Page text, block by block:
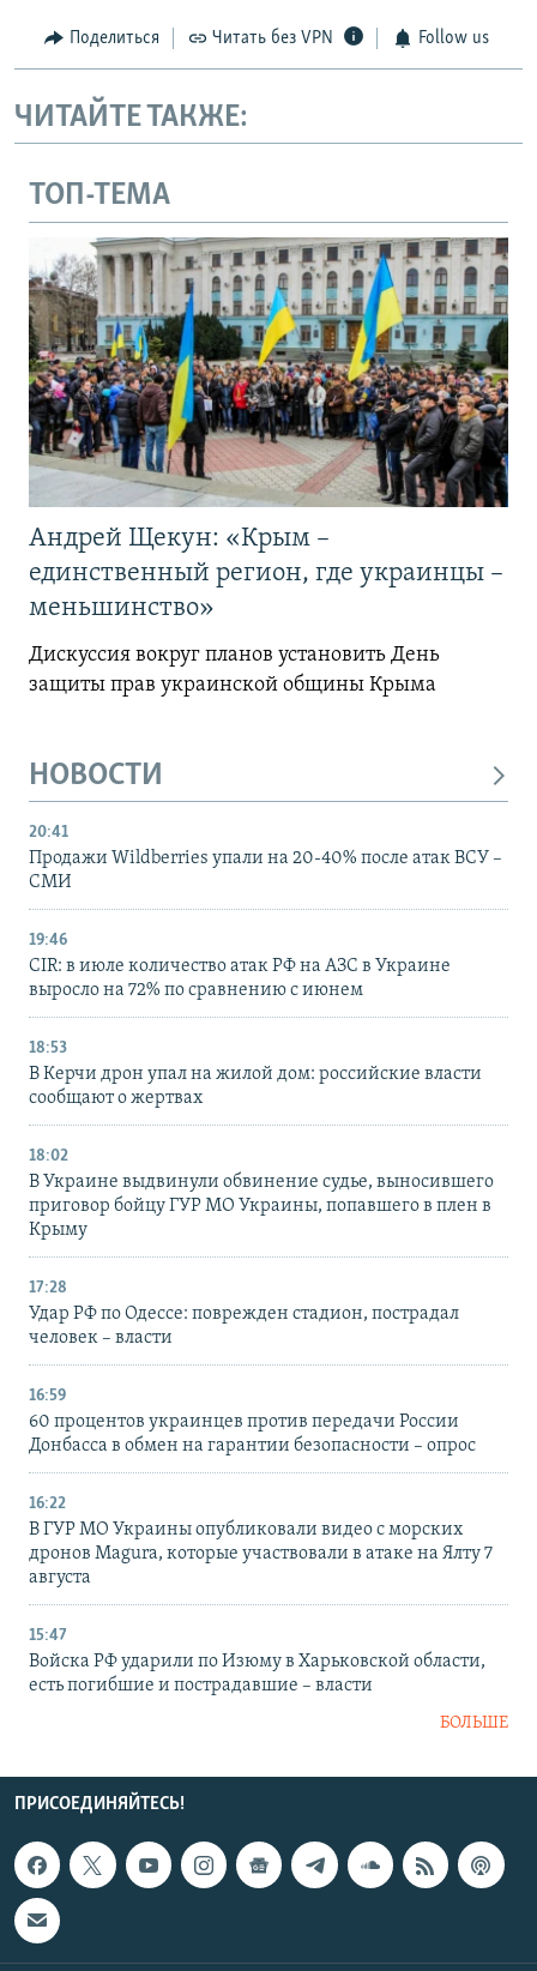
Поделиться Читать без VPN Follow us
ЧИТАЙТЕ ТАКЖЕ:
ТОП-ТЕМА
Андрей Щекун: «Крым –
единственный регион, где украинцы –
меньшинство»
Дискуссия вокруг планов установить День
защиты прав украинской общины Крыма
НОВОСТИ
20:41
Продажи Wildberries упали на 20-40% после атак ВСУ –
СМИ
19:46
CIR: в июле количество атак РФ на АЗС в Украине
выросло на 72% по сравнению с июнем
18:53
В Керчи дрон упал на жилой дом: российские власти
сообщают о жертвах
18:02
В Украине выдвинули обвинение судье, выносившего
приговор бойцу ГУР МО Украины, попавшего в плен в
Крыму
17:28
Удар РФ по Одессе: поврежден стадион, пострадал
человек – власти
16:59
60 процентов украинцев против передачи России
Донбасса в обмен на гарантии безопасности – опрос
16:22
В ГУР МО Украины опубликовали видео с морских
дронов Magura, которые участвовали в атаке на Ялту 7
августа
15:47
Войска РФ ударили по Изюму в Харьковской области,
есть погибшие и пострадавшие – власти
БОЛЬШЕ
ПРИСОЕДИНЯЙТЕСЬ!